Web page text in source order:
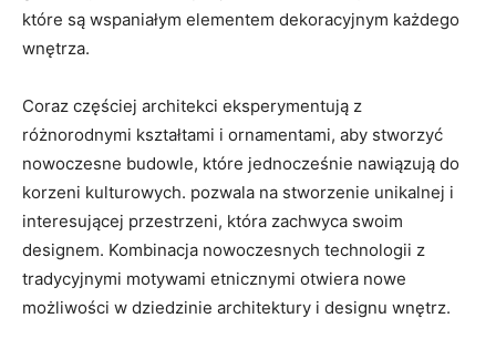
które są wspaniałym elementem dekoracyjnym każdego
wnętrza.
Coraz⁣ częściej‍ architekci eksperymentują z
różnorodnymi kształtami i ornamentami, aby stworzyć
nowoczesne budowle, które jednocześnie nawiązują​ do
korzeni kulturowych. pozwala na stworzenie unikalnej i
interesującej przestrzeni, która zachwyca⁤ swoim
designem. Kombinacja nowoczesnych technologii z
tradycyjnymi‌ motywami etnicznymi otwiera nowe
możliwości w dziedzinie architektury i designu wnętrz.